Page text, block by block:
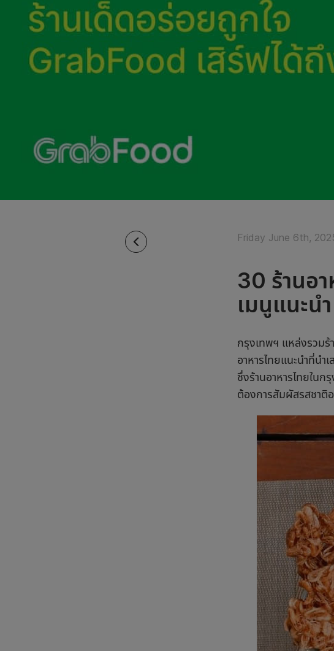
Friday June 6th,
30 ร้านอ
เมนูแนะนำ
กรุงเทพฯ แหล่งรวมร้
อาหารไทยแนะนำที่นำ
ซึ่งร้านอาหารไทยในก
ต้องการสัมผัสรสชาติ